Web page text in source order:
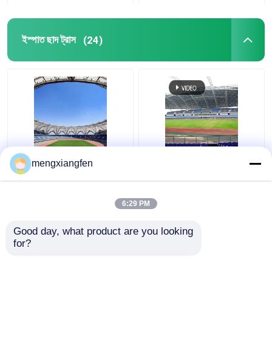
ইস্পাত ছাদ ট্রাস (24)
Q235 বাঁকা ইস্পাত ছাদ ট্রাস
ঢেউতোলা ধাতু ছাদ trusses
mengxiangfen
6:29 PM
Good day, what product are you looking
for?